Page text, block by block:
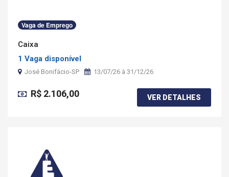
Vaga de Emprego
Caixa
1 Vaga disponível
José Bonifácio-SP 13/07/26 à 31/12/26
R$ 2.106,00 VER DETALHES